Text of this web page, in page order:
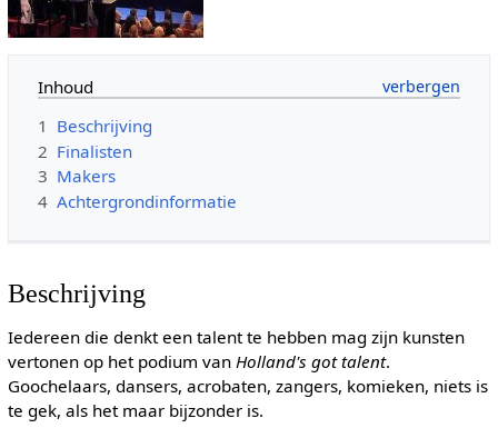
Inhoud
1 Beschrijving
2 Finalisten
3 Makers
4 Achtergrondinformatie
Beschrijving
Iedereen die denkt een talent te hebben mag zijn kunsten
vertonen op het podium van Holland's got talent.
Goochelaars, dansers, acrobaten, zangers, komieken, niets is
te gek, als het maar bijzonder is.